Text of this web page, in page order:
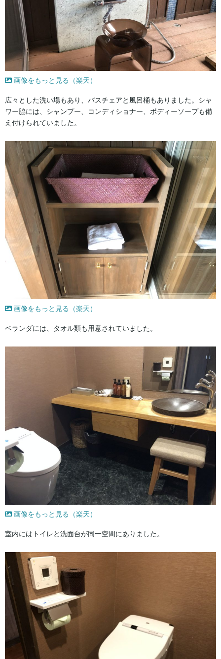
画像をもっと見る（楽天）
広々とした洗い場もあり、バスチェアと風呂桶もありました。シャ
ワー脇には、シャンプー、コンディショナー、ボディーソープも備
え付けられていました。
画像をもっと見る（楽天）
ベランダには、タオル類も用意されていました。
画像をもっと見る（楽天）
室内にはトイレと洗面台が同一空間にありました。